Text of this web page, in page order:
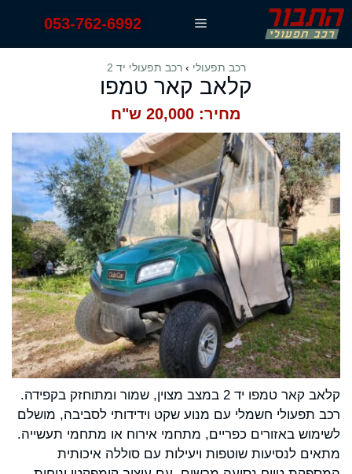
לדלג
לתוכן
תפריט 053-762-6992
רכב תפעולי ›רכב תפעולי יד 2
קלאב קאר טמפו
מחיר: 20,000 ש"ח
קלאב קאר טמפו יד 2 במצב מצוין, שמור ומתוחזק בקפידה.
רכב תפעולי חשמלי עם מנוע שקט וידידותי לסביבה, מושלם
לשימוש באזורים כפריים, מתחמי אירוח או מתחמי תעשייה.
מתאים לנסיעות שוטפות ויעילות עם סוללה איכותית